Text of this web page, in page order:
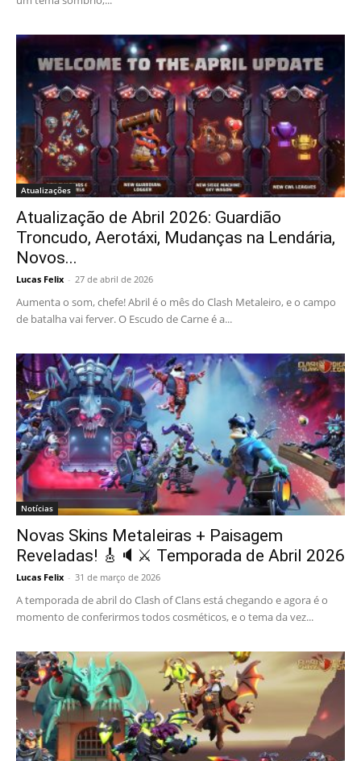
Atualizações
Atualização de Abril 2026: Guardião
Troncudo, Aerotáxi, Mudanças na Lendária,
Novos...
Lucas Felix - 27 de abril de 2026
Aumenta o som, chefe! Abril é o mês do Clash Metaleiro, e o campo
de batalha vai ferver. O Escudo de Carne é a...
Notícias
Novas Skins Metaleiras + Paisagem
Reveladas! 🎸🔈⚔️ Temporada de Abril 2026
Lucas Felix - 31 de março de 2026
A temporada de abril do Clash of Clans está chegando e agora é o
momento de conferirmos todos cosméticos, e o tema da vez...